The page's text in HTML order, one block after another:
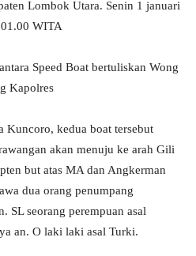
Lombok Utara. Senin 1 januari
WITA
Speed Boat bertuliskan Wong
Kapolres
Kuncoro, kedua boat tersebut
akan menuju ke arah Gili
but atas MA dan Angkerman
dua orang penumpang
SL seorang perempuan asal
an. O laki laki asal Turki.